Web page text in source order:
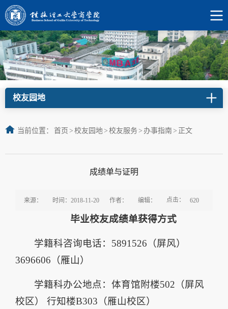
校友园地
当前位置： 首页 > 校友园地> 校友服务> 办事指南 > 正文
成绩单与证明
来源： 时间：2018-11-20 作者： 编辑： 点击： 620
毕业校友成绩单获得方式
学籍科咨询电话：5891526（屏风）
3696606（雁山）
学籍科办公地点：体育馆附楼502（屏风
校区） 行知楼B303（雁山校区）